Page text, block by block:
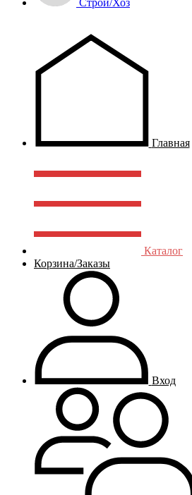
Строй/Хоз
Главная
Каталог
Корзина/Заказы
Вход